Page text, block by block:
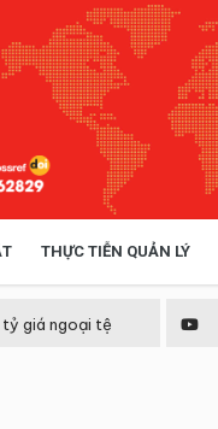
THỰC TIỄN QUẢN LÝ
giá ngoại tệ